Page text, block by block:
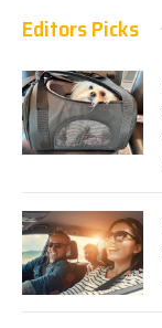
Editors Picks